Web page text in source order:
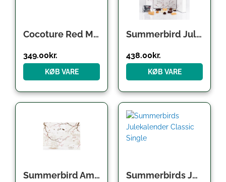
Cocoture Red Magic julekalender
349.00 kr.
KØB VARE
Summerbird Julekalender – Edition NoÃ«l 2025
438.00 kr.
KØB VARE
Summerbird Amber Julekalender Summerbirds Julekalender Classic Single